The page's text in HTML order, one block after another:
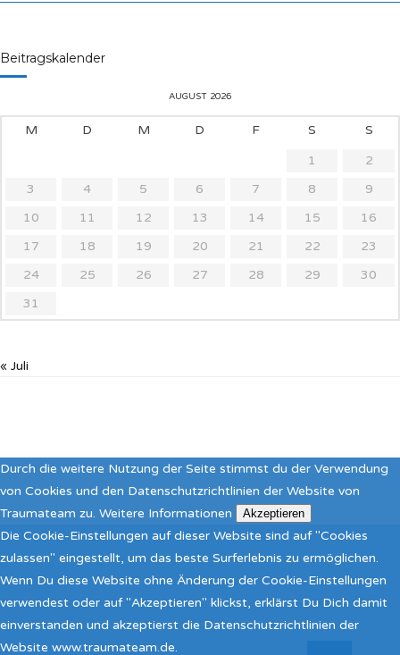
Beitragskalender
AUGUST 2026
M D M D F S
S
1
2
3
4 5 6 7 8
9
10
11 12 13 14 15
16
17
18 19 20 21 22
23
24
25 26 27 28 29
30
31
« Juli
Durch die weitere Nutzung der Seite stimmst du der Verwendung
von Cookies und den Datenschutzrichtlinien der Website von
Traumateam zu. Weitere Informationen Akzeptieren
Die Cookie-Einstellungen auf dieser Website sind auf "Cookies
zulassen" eingestellt, um das beste Surferlebnis zu ermöglichen.
Wenn Du diese Website ohne Änderung der Cookie-Einstellungen
verwendest oder auf "Akzeptieren" klickst, erklärst Du Dich damit
einverstanden und akzeptierst die Datenschutzrichtlinien der
Website www.traumateam.de.